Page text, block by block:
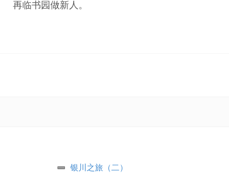
再临书园做新人。
银川之旅（二）